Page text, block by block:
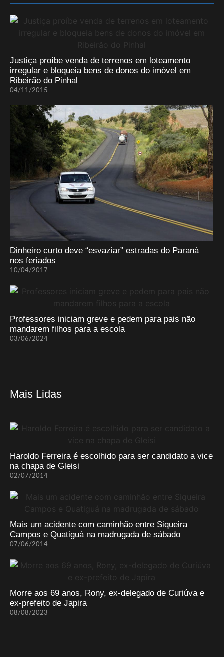
Justiça proíbe venda de terrenos em loteamento
irregular e bloqueia bens de donos do imóvel em
Ribeirão do Pinhal
04/11/2015
Dinheiro curto deve “esvaziar” estradas do Paraná
nos feriados
10/04/2017
Professores iniciam greve e pedem para pais não
mandarem filhos para a escola
03/06/2024
Mais Lidas
Haroldo Ferreira é escolhido para ser candidato a vice
na chapa de Gleisi
02/07/2014
Mais um acidente com caminhão entre Siqueira
Campos e Quatiguá na madrugada de sábado
07/06/2014
Morre aos 69 anos, Rony, ex-delegado de Curiúva e
ex-prefeito de Japira
08/08/2023